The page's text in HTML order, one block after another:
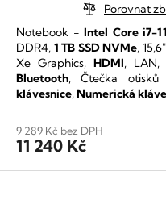
je
5,0
z
5
hvězdiček.
Porovnat
9 289 Kč bez DPH
11 240 Kč
Notebook -Intel Core i7-
DDR4, 1 TB SSD NVMe,15,6"
Xe Graphics, HDMI, LAN,
Bluetooth, Čtečka otisků
klávesnice,Numerická